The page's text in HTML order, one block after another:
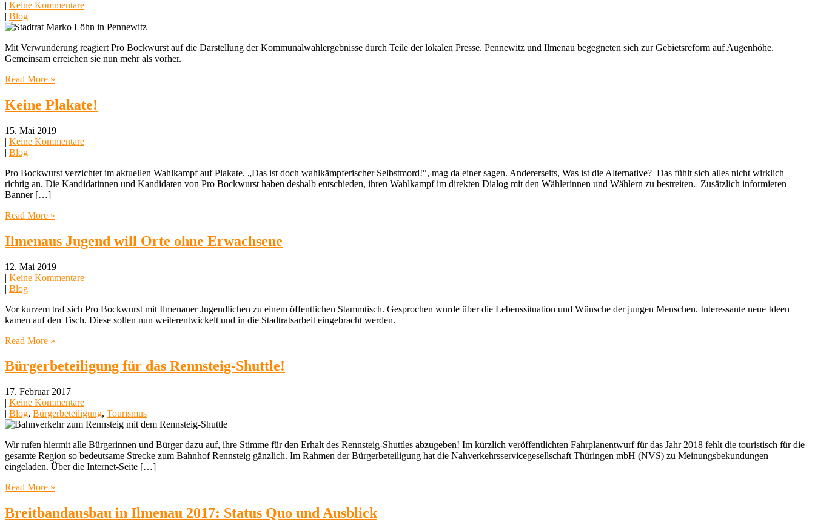
| Keine Kommentare
| Blog
Mit Verwunderung reagiert Pro Bockwurst auf die Darstellung der Kommunalwahlergebnisse durch Teile der lokalen Presse. Pennewitz und Ilmenau begegneten sich zur Gebietsreform auf Augenhöhe.
Gemeinsam erreichen sie nun mehr als vorher.
Read More »
Keine Plakate!
15. Mai 2019
| Keine Kommentare
| Blog
Pro Bockwurst verzichtet im aktuellen Wahlkampf auf Plakate. „Das ist doch wahlkämpferischer Selbstmord!“, mag da einer sagen. Andererseits, Was ist die Alternative? Das fühlt sich alles nicht wirklich
richtig an. Die Kandidatinnen und Kandidaten von Pro Bockwurst haben deshalb entschieden, ihren Wahlkampf im direkten Dialog mit den Wählerinnen und Wählern zu bestreiten. Zusätzlich informieren
Banner […]
Read More »
Ilmenaus Jugend will Orte ohne Erwachsene
12. Mai 2019
| Keine Kommentare
| Blog
Vor kurzem traf sich Pro Bockwurst mit Ilmenauer Jugendlichen zu einem öffentlichen Stammtisch. Gesprochen wurde über die Lebenssituation und Wünsche der jungen Menschen. Interessante neue Ideen
kamen auf den Tisch. Diese sollen nun weiterentwickelt und in die Stadtratsarbeit eingebracht werden.
Read More »
Bürgerbeteiligung für das Rennsteig-Shuttle!
17. Februar 2017
| Keine Kommentare
| Blog, Bürgerbeteiligung, Tourismus
Wir rufen hiermit alle Bürgerinnen und Bürger dazu auf, ihre Stimme für den Erhalt des Rennsteig-Shuttles abzugeben! Im kürzlich veröffentlichten Fahrplanentwurf für das Jahr 2018 fehlt die touristisch für die
gesamte Region so bedeutsame Strecke zum Bahnhof Rennsteig gänzlich. Im Rahmen der Bürgerbeteiligung hat die Nahverkehrsservicegesellschaft Thüringen mbH (NVS) zu Meinungsbekundungen
eingeladen. Über die Internet-Seite […]
Read More »
Breitbandausbau in Ilmenau 2017: Status Quo und Ausblick